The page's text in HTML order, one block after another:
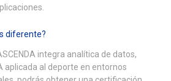
diferente?
integra analítica de datos,
aplicada al deporte en entornos